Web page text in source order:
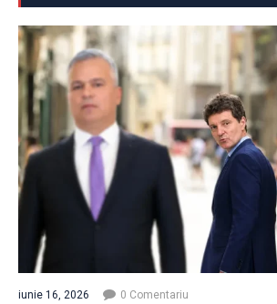
iunie 16, 2026 0 Comentariu